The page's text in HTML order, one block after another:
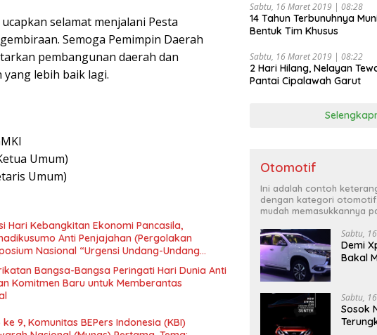
selamat menjalani Pesta
Semoga Pemimpin Daerah
pembangunan daerah dan
lebih baik lagi.
Umum)
Umum)
Hari Kebangkitan Ekonomi Pancasila,
Anti Penjajahan (Pergolakan
Nasional “Urgensi Undang-Undang
Sosial dalam Menata Bangsa Menuju
Bangsa-Bangsa Peringati Hari Dunia Anti
Komitmen Baru untuk Memberantas
9, Komunitas BEPers Indonesia (KBI)
Sabtu, 16 Maret 2019 | 08:28
14 Tahun Terbunuhnya
Bentuk Tim Khusus
Sabtu, 16 Maret 2019 | 08:22
2 Hari Hilang, Nelayan
Pantai Cipalawah Garut
Otomotif
Ini adalah contoh
dengan kategori
mudah memasukkannya
Sabtu,
Demi
Bakal
Sabtu,
Sosok